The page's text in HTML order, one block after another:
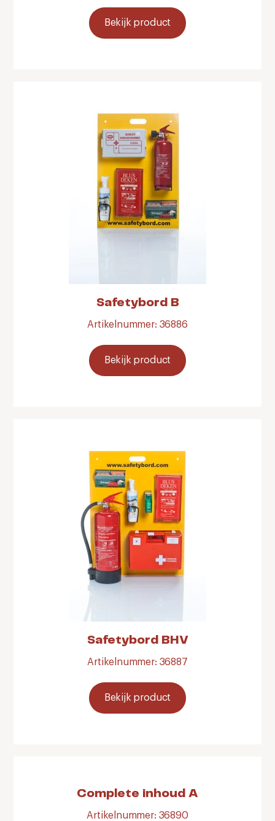
Bekijk product
Safetybord B
Artikelnummer: 36886
Bekijk product
Safetybord BHV
Artikelnummer: 36887
Bekijk product
Complete inhoud A
Artikelnummer: 36890